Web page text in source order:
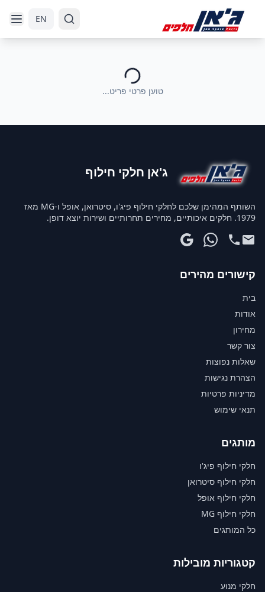
EN
טוען פרטי פריט...
ג'אן חלקי חילוף
השותף המהימן שלכם לחלקי חילוף פיג'ו, סיטרואן, אופל ו-MG מאז
1979. חלקים איכותיים, מחירים תחרותיים ושירות יוצא דופן.
קישורים מהירים
בית
אודות
מחירון
צור קשר
שאלות נפוצות
הצהרת נגישות
מדיניות פרטיות
תנאי שימוש
מותגים
חלקי חילוף פיג'ו
חלקי חילוף סיטרואן
חלקי חילוף אופל
חלקי חילוף MG
כל המותגים
קטגוריות מובילות
חלקי מנוע